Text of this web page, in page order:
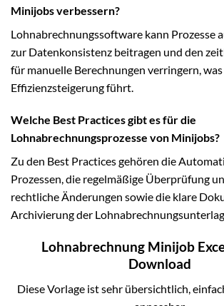
Minijobs verbessern?
Lohnabrechnungssoftware kann Prozesse
zur Datenkonsistenz beitragen und den
für manuelle Berechnungen verringern,
Effizienzsteigerung führt.
Welche Best Practices gibt es für die
Lohnabrechnungsprozesse von Minijobs?
Zu den Best Practices gehören die
Prozessen, die regelmäßige Überprüfung
rechtliche Änderungen sowie die klare
Archivierung der
Lohnabrechnung Minijob
Download
Diese Vorlage ist sehr übersichtlich,